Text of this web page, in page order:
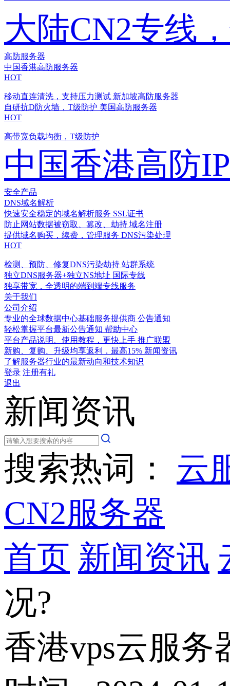
大陆CN2专线
高防服务器
中国香港高防服务器
HOT
移动直连清洗，支持压力测试 新加坡高防服务器
自研抗D防火墙，T级防护 美国高防服务器
HOT
高带宽负载均衡，T级防护
中国香港高防IP
安全产品
DNS域名解析
快速安全稳定的域名解析服务 SSL证书
防止网站数据被窃取、篡改、劫持 域名注册
提供域名购买，续费，管理服务 DNS污染处理
HOT
检测、预防、修复DNS污染劫持 站群系统
独立DNS服务器+独立NS地址 国际专线
独享带宽，全透明的端到端专线服务
关于我们
公司介绍
专业的全球数据中心基础服务提供商 公告通知
轻松掌握平台最新公告通知 帮助中心
平台产品说明、使用教程，更快上手 推广联盟
新购、复购、升级均享返利，最高15% 新闻资讯
了解服务器行业的最新动向和技术知识
登录 注册有礼
退出
新闻资讯
搜索热词： 云
CN2服务器
首页 新闻资讯
况?
香港vps云服务